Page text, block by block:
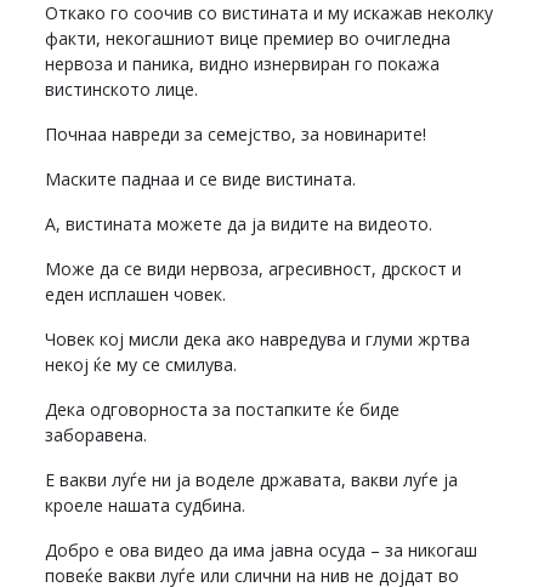
Откако го соочив со вистината и му искажав неколку
факти, некогашниот вице премиер во очигледна
нервоза и паника, видно изнервиран го покажа
вистинското лице.
Почнаа навреди за семејство, за новинарите!
Маските паднаа и се виде вистината.
А, вистината можете да ја видите на видеото.
Може да се види нервоза, агресивност, дрскост и
еден исплашен човек.
Човек кој мисли дека ако навредува и глуми жртва
некој ќе му се смилува.
Дека одговорноста за постапките ќе биде
заборавена.
Е вакви луѓе ни ја воделе државата, вакви луѓе ја
кроеле нашата судбина.
Добро е ова видео да има јавна осуда – за никогаш
повеќе вакви луѓе или слични на нив не дојдат во